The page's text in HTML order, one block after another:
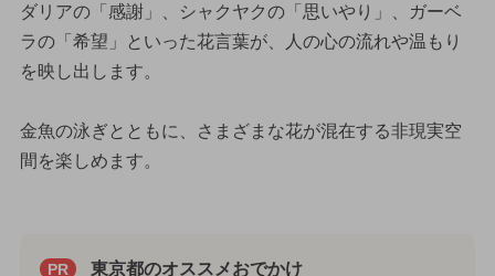
ダリアの「感謝」、シャクヤクの「思いやり」、ガーベ
ラの「希望」といった花言葉が、人の心の流れや温もり
を映し出します。
金魚の泳ぎとともに、さまざまな花が混在する非現実空
間を楽しめます。
PR 東京都のオススメおでかけ